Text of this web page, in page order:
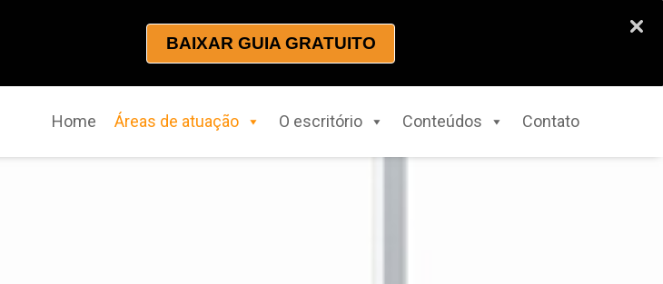
BAIXAR GUIA GRATUITO
Home Áreas de atuação O escritório Conteúdos Contato